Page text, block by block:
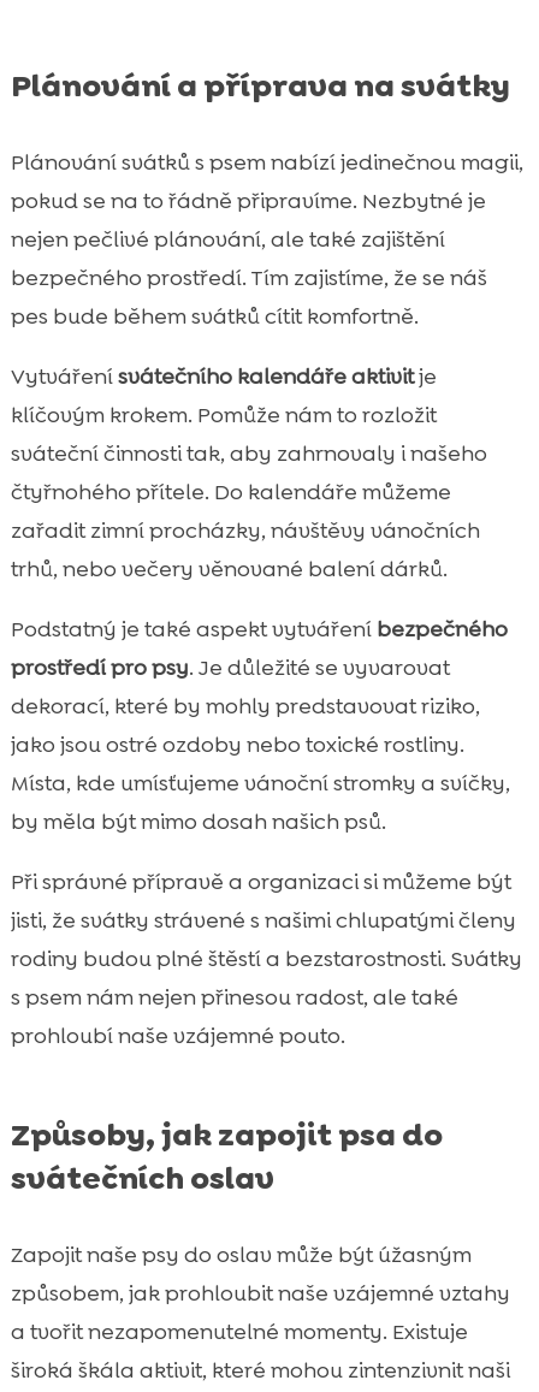
Plánování a příprava na svátky
Plánování svátků s psem nabízí jedinečnou magii,
pokud se na to řádně připravíme. Nezbytné je
nejen pečlivé plánování, ale také zajištění
bezpečného prostředí. Tím zajistíme, že se náš
pes bude během svátků cítit komfortně.
Vytvářenísvátečního kalendáře aktivitje
klíčovým krokem. Pomůže nám to rozložit
sváteční činnosti tak, aby zahrnovaly i našeho
čtyřnohého přítele. Do kalendáře můžeme
zařadit zimní procházky, návštěvy vánočních
trhů, nebo večery věnované balení dárků.
Podstatný je také aspekt vytváření bezpečného
prostředí pro psy. Je důležité se vyvarovat
dekorací, které by mohly predstavovat riziko,
jako jsou ostré ozdoby nebo toxické rostliny.
Místa, kde umísťujeme vánoční stromky a svíčky,
by měla být mimo dosah našich psů.
Při správné přípravě a organizaci si můžeme být
jisti, že svátky strávené s našimi chlupatými členy
rodiny budou plné štěstí a bezstarostnosti. Svátky
s psem nám nejen přinesou radost, ale také
prohloubí naše vzájemné pouto.
Způsoby, jak zapojit psa do
svátečních oslav
Zapojit naše psy do oslav může být úžasným
způsobem, jak prohloubit naše vzájemné vztahy
a tvořit nezapomenutelné momenty. Existuje
široká škála aktivit, které mohou zintenzivnit naši